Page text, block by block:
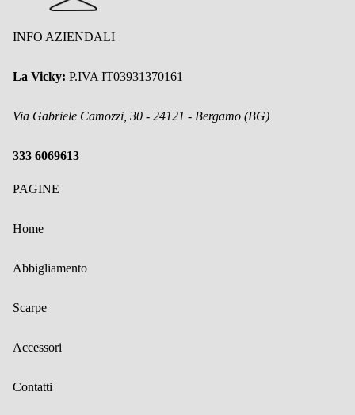
INFO AZIENDALI
La Vicky: P.IVA IT03931370161
Via Gabriele Camozzi, 30 - 24121 - Bergamo (BG)
333 6069613
PAGINE
Home
Abbigliamento
Scarpe
Accessori
Contatti